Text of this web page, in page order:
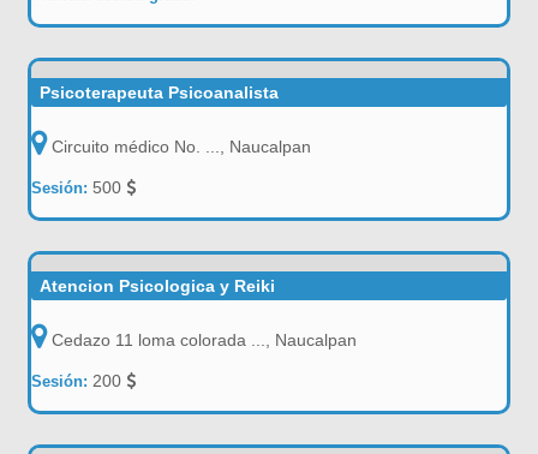
Psicoterapeuta Psicoanalista
Circuito médico No. ..., Naucalpan
Sesión: 500
Atencion Psicologica y Reiki
Cedazo 11 loma colorada ..., Naucalpan
Sesión:200